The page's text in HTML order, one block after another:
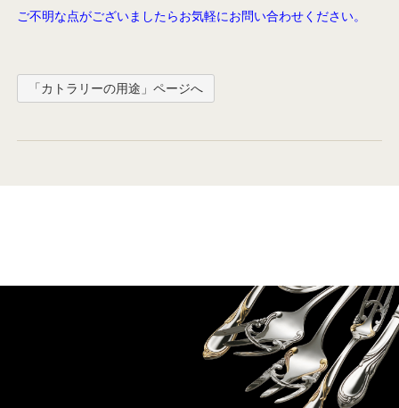
ご不明な点がございましたらお気軽にお問い合わせください。
「カトラリーの用途」ページへ